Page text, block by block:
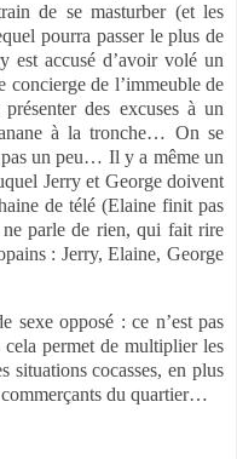
de se masturber (et les
pourra passer le plus de
est accusé d’avoir volé un
concierge de l’immeuble de
des excuses à un
à la tronche… On se
pas un peu… Il y a même un
Jerry et George doivent
de télé (Elaine finit pas
parle de rien, qui fait rire
: Jerry, Elaine, George
sexe opposé : ce n’est pas
permet de multiplier les
situations cocasses, en plus
commerçants du quartier…